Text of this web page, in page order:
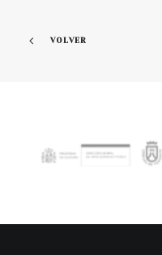
VOLVER